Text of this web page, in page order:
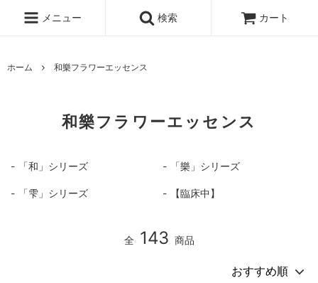
メニュー 検索 カート
ホーム 和樂フラワーエッセンス
和樂フラワーエッセンス
「和」シリーズ 「樂」シリーズ
「雫」シリーズ 【臨床中】
全 143 商品